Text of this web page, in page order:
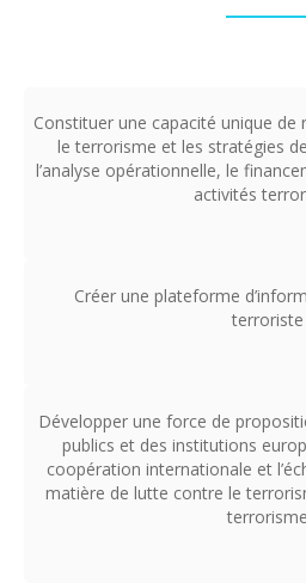
Constituer une capacité unique de
le terrorisme et les stratégies
l’analyse opérationnelle, le
activités
Créer une plateforme
terroriste
Développer une force de
publics et des institutions
coopération internationale et
matière de lutte contre le
terrorisme